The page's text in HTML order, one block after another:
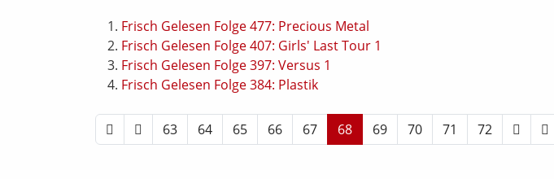
Frisch Gelesen Folge 477: Precious Metal
Frisch Gelesen Folge 407: Girls' Last Tour 1
Frisch Gelesen Folge 397: Versus 1
Frisch Gelesen Folge 384: Plastik
63 64 65 66 67 68 69 70 71 72